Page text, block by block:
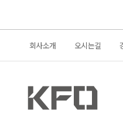
회사소개 오시는길